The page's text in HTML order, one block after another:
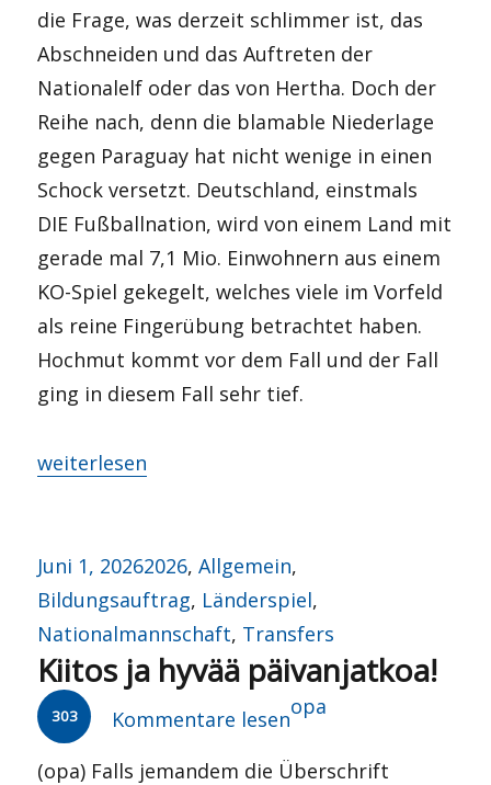
die Frage, was derzeit schlimmer ist, das
Abschneiden und das Auftreten der
Nationalelf oder das von Hertha. Doch der
Reihe nach, denn die blamable Niederlage
gegen Paraguay hat nicht wenige in einen
Schock versetzt. Deutschland, einstmals
DIE Fußballnation, wird von einem Land mit
gerade mal 7,1 Mio. Einwohnern aus einem
KO-Spiel gekegelt, welches viele im Vorfeld
als reine Fingerübung betrachtet haben.
Hochmut kommt vor dem Fall und der Fall
ging in diesem Fall sehr tief.
„Vorwärts immer, rückwärts nimmer?“
weiterlesen
Veröffentlicht
am
Juni 1, 2026Kategorien
2026,Allgemein,
Bildungsauftrag, Länderspiel,
Nationalmannschaft, Transfers
Kiitos ja hyvää päivanjatkoa!
303 Kommentare lesen
Autor
opa
(opa) Falls jemandem die Überschrift